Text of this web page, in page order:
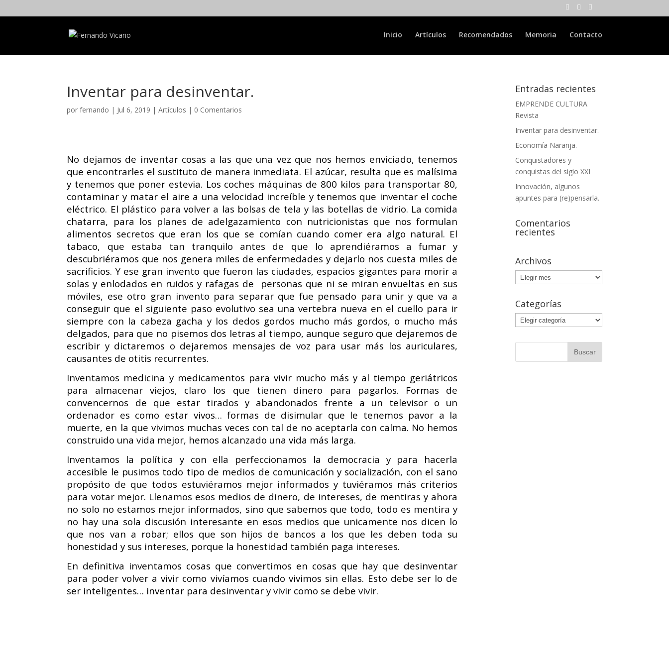
Inicio Artículos Recomendados Memoria Contacto
Inventar para desinventar.
porfernando | Jul 6, 2019 |Artículos | 0 Comentarios
No dejamos de inventar cosas a las que una vez que nos hemos enviciado, tenemos
que encontrarles el sustituto de manera inmediata. El azúcar, resulta que es malísima
y tenemos que poner estevia. Los coches máquinas de 800 kilos para transportar 80,
contaminar y matar el aire a una velocidad increíble y tenemos que inventar el coche
eléctrico. El plástico para volver a las bolsas de tela y las botellas de vidrio. La comida
chatarra, para los planes de adelgazamiento con nutricionistas que nos formulan
alimentos secretos que eran los que se comían cuando comer era algo natural. El
tabaco, que estaba tan tranquilo antes de que lo aprendiéramos a fumar y
descubriéramos que nos genera miles de enfermedades y dejarlo nos cuesta miles de
sacrificios. Y ese gran invento que fueron las ciudades, espacios gigantes para morir a
solas y enlodados en ruidos y rafagas de personas que ni se miran envueltas en sus
móviles, ese otro gran invento para separar que fue pensado para unir y que va a
conseguir que el siguiente paso evolutivo sea una vertebra nueva en el cuello para ir
siempre con la cabeza gacha y los dedos gordos mucho más gordos, o mucho más
delgados, para que no pisemos dos letras al tiempo, aunque seguro que dejaremos de
escribir y dictaremos o dejaremos mensajes de voz para usar más los auriculares,
causantes de otitis recurrentes.
Inventamos medicina y medicamentos para vivir mucho más y al tiempo geriátricos
para almacenar viejos, claro los que tienen dinero para pagarlos. Formas de
convencernos de que estar tirados y abandonados frente a un televisor o un
ordenador es como estar vivos… formas de disimular que le tenemos pavor a la
muerte, en la que vivimos muchas veces con tal de no aceptarla con calma. No hemos
construido una vida mejor, hemos alcanzado una vida más larga.
Inventamos la política y con ella perfeccionamos la democracia y para hacerla
accesible le pusimos todo tipo de medios de comunicación y socialización, con el sano
propósito de que todos estuviéramos mejor informados y tuviéramos más criterios
para votar mejor. Llenamos esos medios de dinero, de intereses, de mentiras y ahora
no solo no estamos mejor informados, sino que sabemos que todo, todo es mentira y
no hay una sola discusión interesante en esos medios que unicamente nos dicen lo
que nos van a robar; ellos que son hijos de bancos a los que les deben toda su
honestidad y sus intereses, porque la honestidad también paga intereses.
En definitiva inventamos cosas que convertimos en cosas que hay que desinventar
para poder volver a vivir como vivíamos cuando vivimos sin ellas. Esto debe ser lo de
ser inteligentes… inventar para desinventar y vivir como se debe vivir.
Entradas recientes
EMPRENDE CULTURA
Revista
Inventar para desinventar.
Economía Naranja.
Conquistadores y
conquistas del siglo XXI
Innovación, algunos
apuntes para (re)pensarla.
Comentarios
recientes
Archivos
Archivos
Categorías
Categorías